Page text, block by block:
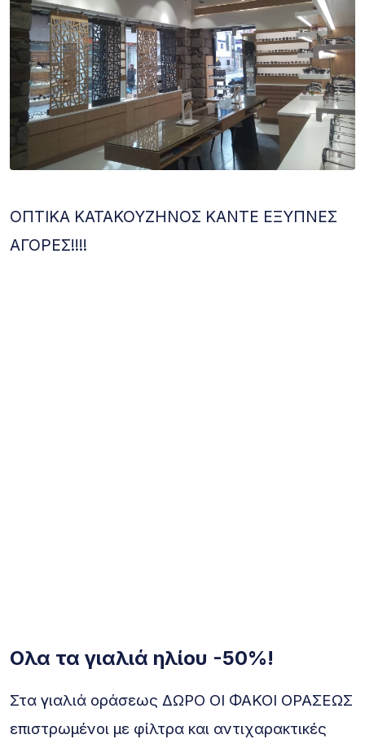
ΟΠΤΙΚΑ ΚΑΤΑΚΟΥΖΗΝΟΣ ΚΑΝΤΕ ΕΞΥΠΝΕΣ
ΑΓΟΡΕΣ!!!!
Ολα τα γιαλιά ηλίου -50%!
Στα γιαλιά οράσεως ΔΩΡΟ ΟΙ ΦΑΚΟΙ ΟΡΑΣΕΩΣ
επιστρωμένοι με φίλτρα και αντιχαρακτικές